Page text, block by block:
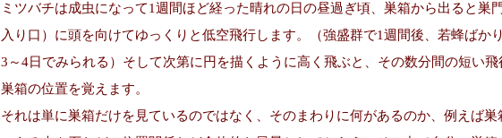
ミツバチは成虫になって1週間ほど経った晴れの日の昼過ぎ頃、巣箱から出ると巣
入り口）に頭を向けてゆっくりと低空飛行します。（強盛群で1週間後、若蜂ばか
3～4日でみられる）そして次第に円を描くように高く飛ぶと、その数分間の短い
巣箱の位置を覚えます。
それは単に巣箱だけを見ているのではなく、そのまわりに何があるのか、例えば巣